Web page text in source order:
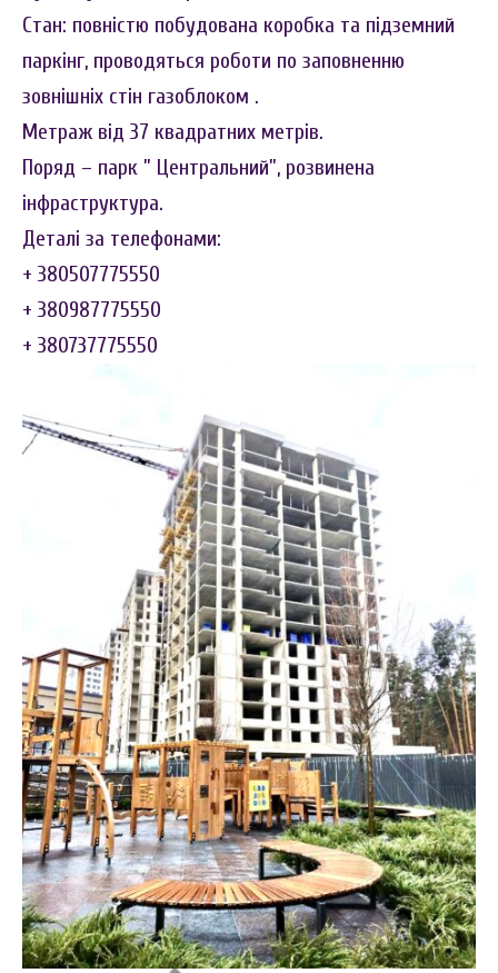
Стан: повністю побудована коробка та підземний
паркінг, проводяться роботи по заповненню
зовнішніх стін газоблоком .
Метраж від 37 квадратних метрів.
Поряд – парк ” Центральний”, розвинена
інфраструктура.
Деталі за телефонами:
+ 380507775550
+ 380987775550
+ 380737775550